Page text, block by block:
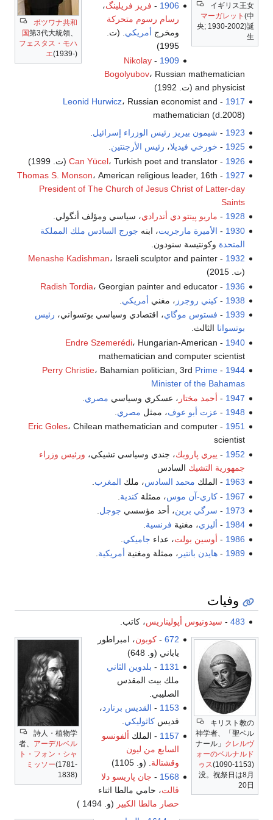
イギリス王女
マーガレット (中
央; 1930-2002)誕
生
ボツワナ共和
国第3代大統領、
フェスタス・モハ
エ(1939-)
1906
- فريز فريلينگ،
رسام رسوم متحركة
ومخرج أمريكي . (ت.
1995)
1909
-
Nikolay
Bogolyubov، Russian mathematician
and physicist (ت. 1992)
1917
-
Leonid Hurwicz، Russian economist and
mathematician (d.2008)
1923
- شيمون بيريز رئيس الوزراء إسرائيل
1925
- خورخي فيديلا، رئيس الأرجنتين.
1926
-
Can Yücel، Turkish poet and translator (ت. 1999)
1927
-
Thomas S. Monson، American religious leader, 16th
President of The Church of Jesus Christ of Latter-day
Saints
1928
- ماريو پينتو دي أندرادي، سياسي ومؤلف أنگولي.
1930
- الأميرة مارجريت، ابنه جورج السادس ملك المملكة
المتحدة وكونتيسة سنودون.
1932
-
Menashe Kadishman، Israeli sculptor and painter
(ت. 2015)
1936
-
Radish Tordia، Georgian painter and educator
1938
-كيني روجرز ، مغني أمريكي
1939
- فستوس موگاي، اقتصادي وسياسي بوتسواني، رئيس
بوتسوانا الثالث.
1940
-
Endre Szemerédi، Hungarian-American
mathematician and computer scientist
1944
-
Perry Christie، Bahamian politician, 3rd Prime
Minister of the Bahamas
1947
- أحمد مختار ، عسكري وسياسي مصري
1948
- عزت أبو عوف، ممثل مصري
1951
-
Eric Goles، Chilean mathematician and computer
scientist
1952
- ييري پاروبك، جندي وسياسي تشيكي، ورئيس وزراء
جمهورية التشيك السادس
1963 - الملك محمد السادس، ملك المغرب
1967
-كاري-آن موس، ممثلةكندية
1973
- سرگي برين، أحد مؤسسي جوجل
1984
- أليزي، مغنية فرنسية.
1986
- أوسين بولت، عداء جاميكي
1989
-هايدن بانتير ، ممثلة ومغنية أمريكية
وفيات
483
- سيدونيوس أپوليناريس، كاتب.
キリスト教の
神学者、「聖ベル
ナール」 クレルヴ
ォーのベルナルド
ゥス(1090-1153)
没。祝祭日は8月
20日
詩人・植物学
者、 アーデルベル
ト・フォン・シャ
ミッソー(1781-
1838)
672
- كوبون، امبراطور
ياباني (و. 648)
1131
- بلدوين الثاني
ملك بيت المقدس
الصليبي.
1153
- القديس برنارد،
قديس كاثوليكي.
1157 - الملك ألفونسو
السابع من ليون
وقشتالة . (و. 1105)
1568
- جان پاريسو دلا
ڤالت، حامي مالطا اثناء
حصار مالطا الكبير (و. 1494 )